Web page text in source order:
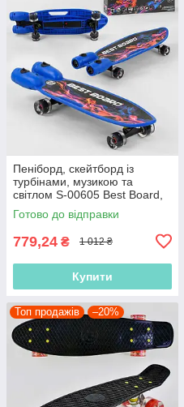
Пеніборд, скейтборд із
турбінами, музикою та
світлом S-00605 Best Board,
USB заряджання, колеса PU
зі світлом
Готово до відправки
779,24 ₴ 1 012 ₴
Купити
Топ продажів –20%